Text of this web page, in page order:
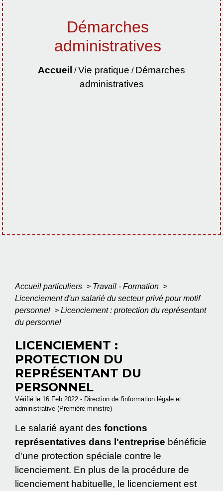
Démarches
administratives
Accueil /Vie pratique / Démarches
administratives
Accueil particuliers > Travail - Formation >
Licenciement d'un salarié du secteur privé pour motif
personnel > Licenciement : protection du représentant
du personnel
LICENCIEMENT :
PROTECTION DU
REPRÉSENTANT DU
PERSONNEL
Vérifié le 16 Feb 2022 - Direction de l'information légale et
administrative (Première ministre)
Le salarié ayant des fonctions
représentatives dans l'entreprise bénéficie
d'une protection spéciale contre le
licenciement. En plus de la procédure de
licenciement habituelle, le licenciement est